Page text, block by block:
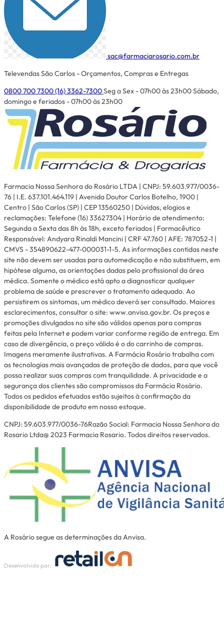
sac@farmaciarosario.com.br
Televendas São Carlos - Orçamentos, Compras e Entregas
0800 700 7300(16) 3362-7300Seg a Sex - 07h00 às 23h00Sábado,
domingo e feriados - 07h00 às 23h00
Farmacia Nossa Senhora do Rosário LTDA | CNPJ: 59.603.977/0036-
76 | I.E. 637.101.464.119 | Avenida Doutor Carlos Botelho, 1900 |
Centro | São Carlos (SP) | CEP 13560250 | Dúvidas, elogios e
reclamações: Telefone (16) 33627304 | Horário de atendimento:
Segunda a Sexta das 8h às 18h, exceto feriados | Farmacêutico
Responsável: Andyara Rinaldi Mancini | CRF 47.760 | AFE: 787052-1 |
CMVS - 354890622-477-000031-1-5. As informações contidas neste
site não devem ser usadas para automedicação e não substituem, em
hipótese alguma, as orientações dadas pelo profissional da área
médica. Somente o médico está apto a diagnosticar qualquer
problema de saúde e prescrever o tratamento adequado. Ao
persistirem os sintomas, um médico deverá ser consultado. Maiores
esclarecimentos, consultar o site: www.anvisa.gov.br. Os preços e
promoções divulgados no site são válidos apenas para compras
feitas pela Internet e podem variar conforme região de entrega. Em
caso de divergência, o preço válido é o do carrinho de compras.
Imagens meramente ilustrativas. A Farmácia Rosário trabalha com
as tecnologias mais avançadas de proteção de dados, para que você
possa realizar suas compras com tranquilidade. A privacidade e a
segurança dos clientes são compromissos da Farmácia Rosário.
Todos os pedidos efetuados estão sujeitos à confirmação da
disponibilidade de produto em nosso estoque.
CNPJ: 59.603.977/0036-76Razão Social: Farmacia Nossa Senhora do
Rosario Ltda@ 2023 Farmacia Rosario. Todos direitos reservados.
A Rosário segue as determinações da Anvisa.
Desenvolvido por: